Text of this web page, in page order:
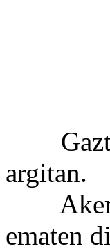
ta ez
bizi
Gazte
argitan.
ematen